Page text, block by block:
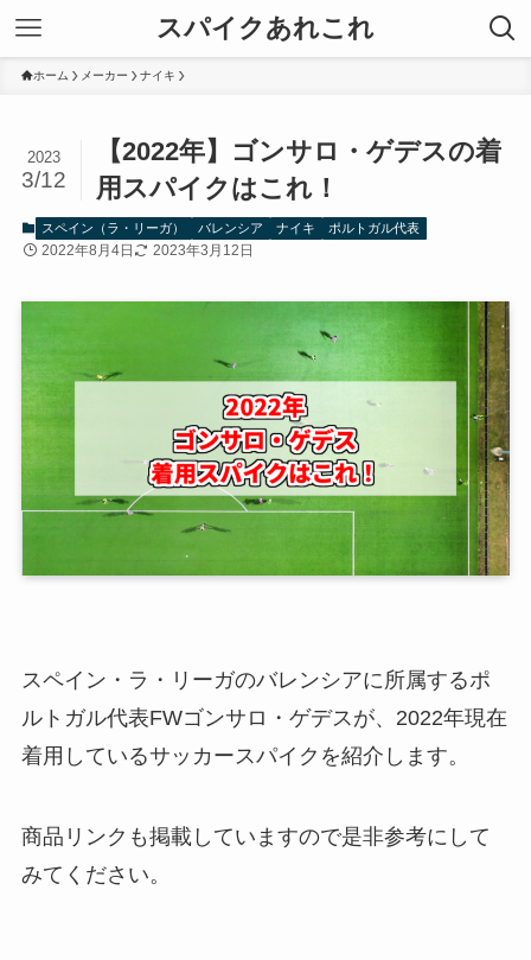
スパイクあれこれ
ホーム メーカー ナイキ
【2022年】ゴンサロ・ゲデスの着
用スパイクはこれ！
2023
3/12
スペイン（ラ・リーガ） バレンシア ナイキ ポルトガル代表
2022年8月4日 2023年3月12日
スペイン・ラ・リーガのバレンシアに所属するポ
ルトガル代表FWゴンサロ・ゲデスが、2022年現在
着用しているサッカースパイクを紹介します。
商品リンクも掲載していますので是非参考にして
みてください。